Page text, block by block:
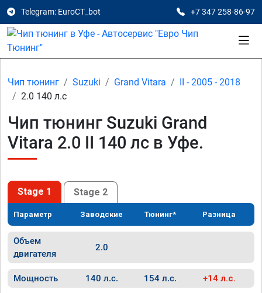
Telegram: EuroCT_bot +7 347 258-86-97
Чип тюнинг Suzuki Grand Vitara
II - 2005 - 2018
2.0 140 л.с
Чип тюнинг Suzuki Grand
Vitara 2.0 II 140 лс в Уфе.
Stage 1 Stage 2
Параметр Заводские Тюнинг* Разница
Объем
двигателя
2.0
Мощность 140 л.с. 154 л.с. +14 л.с.